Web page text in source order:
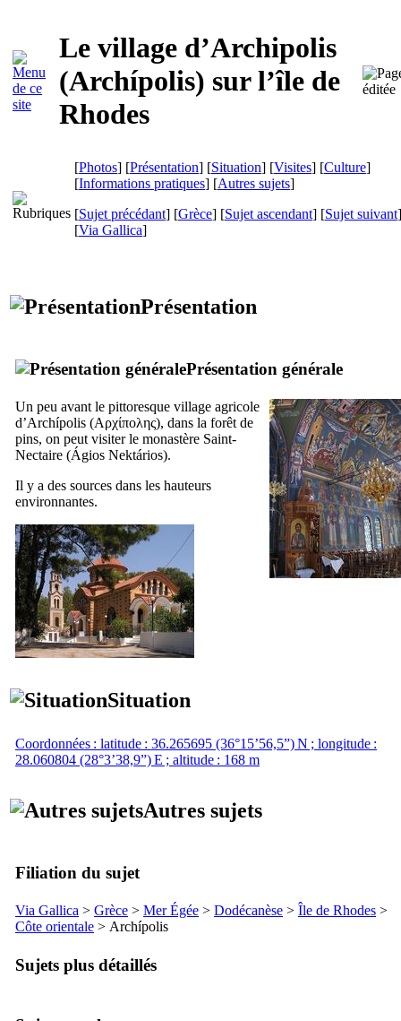
Le village d’Archipolis
(Archípolis) sur l’île de
Rhodes
[Photos] [Présentation] [Situation] [Visites] [Culture]
[Informations pratiques] [Autres sujets]
[Sujet précédant] [Grèce] [Sujet ascendant] [Sujet suivant]
[Via Gallica]
Présentation
Présentation générale
Un peu avant le pittoresque village agricole
d’Archípolis (Αρχίπολης), dans la forêt de
pins, on peut visiter le monastère Saint-
Nectaire (Ágios Nektários).
Il y a des sources dans les hauteurs
environnantes.
Situation
Coordonnées : latitude : 36.265695 (36°15’56,5”) N ; longitude :
28.060804 (28°3’38,9”) E ; altitude : 168 m
Autres sujets
Filiation du sujet
Via Gallica > Grèce > Mer Égée > Dodécanèse > Île de Rhodes >
Côte orientale > Archípolis
Sujets plus détaillés